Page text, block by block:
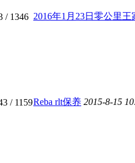
/ 1346 2016年1月23日零公里王
/ 1159Reba rlt保养 2015-8-15